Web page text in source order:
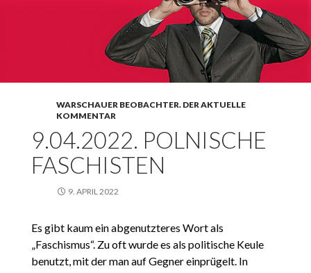
WARSCHAUER BEOBACHTER. DER AKTUELLE
KOMMENTAR
9.04.2022. POLNISCHE
FASCHISTEN
9. APRIL 2022
Es gibt kaum ein abgenutzteres Wort als
„Faschismus“. Zu oft wurde es als politische Keule
benutzt, mit der man auf Gegner einprügelt. In